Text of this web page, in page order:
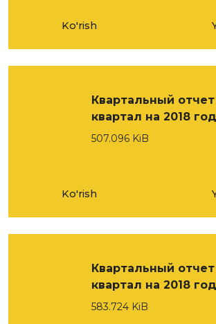
Ko'rish
Квартальный отчет
квартал на 2018 год
507.096 KiB
Ko'rish
Квартальный отчет
квартал на 2018 год
583.724 KiB